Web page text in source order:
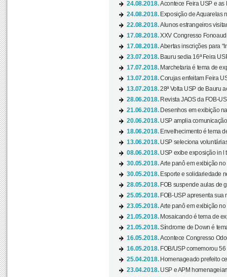
24.08.2018.Acontece Feira USP e as
24.08.2018. Exposição de Aquarelas
22.08.2018.Alunos estrangeiros
17.08.2018.XXV Congresso
17.08.2018.Abertas inscrições para
23.07.2018. Bauru sedia 16ª Feira
17.07.2018. Marchetaria é tema de
13.07.2018.Corujas enfeitam Feira
13.07.2018.28ª Volta USP de Bauru
28.06.2018. Revista JAOS da FOB-
21.06.2018. Desenhos em exibição
20.06.2018. USP amplia
18.06.2018. Envelhecimento é tema
13.06.2018. USP seleciona
08.06.2018. USP exibe exposição in l
30.05.2018.Arte panô em exibição no
30.05.2018. Esporte e solidariedade
28.05.2018. FOB suspende aulas de
25.05.2018. FOB-USP apresenta sua
23.05.2018.Arte panô em exibição no
21.05.2018. Mosaicando é tema de
21.05.2018.Síndrome de Down é
16.05.2018.Acontece Congresso
16.05.2018. FOB/USP comemorou
25.04.2018. Homenageado prefeito
23.04.2018. USP e APM